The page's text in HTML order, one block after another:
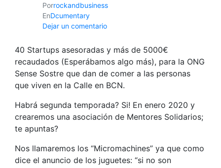
Porrockandbusiness
EnDcumentary
Dejar un comentario
40 Startups asesoradas y más de 5000€
recaudados (Esperábamos algo más), para la ONG
Sense Sostre que dan de comer a las personas
que viven en la Calle en BCN.
Habrá segunda temporada? Si! En enero 2020 y
crearemos una asociación de Mentores Solidarios;
te apuntas?
Nos llamaremos los “Micromachines” ya que como
dice el anuncio de los juguetes: “si no son